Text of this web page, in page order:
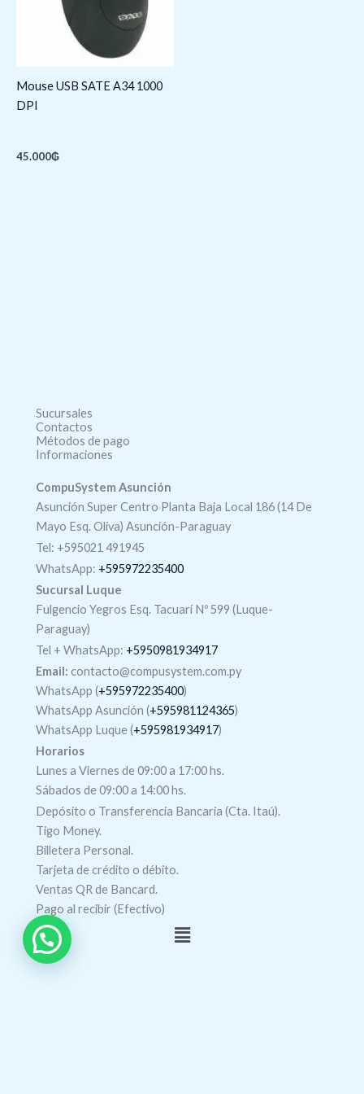
Mouse USB SATE A34 1000
DPI
45.000₲
Sucursales
Contactos
Métodos de pago
Informaciones
CompuSystem Asunción
Asunción Super Centro Planta Baja Local 186 (14 De
Mayo Esq. Oliva) Asunción-Paraguay
Tel: +595021 491945
WhatsApp: +595972235400
Sucursal Luque
Fulgencio Yegros Esq. Tacuarí Nº 599 (Luque-
Paraguay)
Tel + WhatsApp: +5950981934917
Email: contacto@compusystem.com.py
WhatsApp (+595972235400)
WhatsApp Asunción (+595981124365)
WhatsApp Luque (+595981934917)
Horarios
Lunes a Viernes de 09:00 a 17:00 hs.
Sábados de 09:00 a 14:00 hs.
Depósito o Transferencia Bancaria (Cta. Itaú).
Tigo Money.
Billetera Personal.
Tarjeta de crédito o débito.
Ventas QR de Bancard.
Pago al recibir (Efectivo)
Menú